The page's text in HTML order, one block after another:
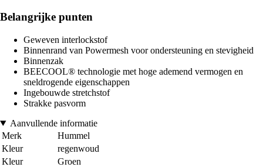
Belangrijke punten
Geweven interlockstof
Binnenrand van Powermesh voor ondersteuning en stevigheid
Binnenzak
BEECOOL® technologie met hoge ademend vermogen en
sneldrogende eigenschappen
Ingebouwde stretchstof
Strakke pasvorm
Aanvullende informatie
Merk
Hummel
Kleur
regenwoud
Kleur
Groen